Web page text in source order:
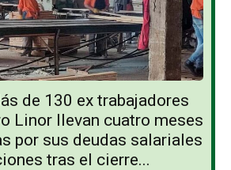
de 130 ex trabajadores
Linor llevan cuatro meses
por sus deudas salariales
tras el cierre...